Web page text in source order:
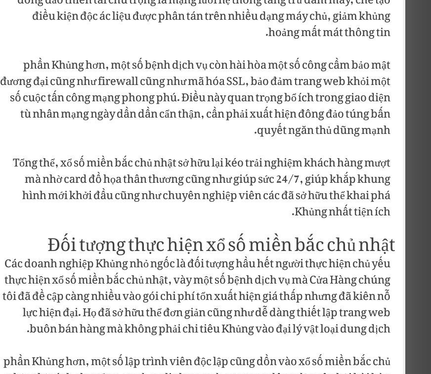
điều kiện độc ác liệu được phân tán trên nhiều dạng máy chủ, giảm khủng
hoảng mất mát thông tin.
phần Khủng hơn, một số bệnh dịch vụ còn hài hòa một số công cầm bảo mật
đương đại cũng như firewall cũng như mã hóa SSL, bảo đảm trang web khỏi một
số cuộc tấn công mạng phong phú. Điều này quan trọng bổ ích trong giao diện
tù nhân mạng ngày dần dần cẩn thận, cần phải xuất hiện đông đảo túng bấn
quyết ngăn thủ dũng mạnh.
Tổng thể, xổ số miền bắc chủ nhật sở hữu lại kéo trải nghiệm khách hàng mượt
mà nhờ card đồ họa thân thương cũng như giúp sức 24/7, giúp khắp khung
hình mới khởi đầu cũng như chuyên nghiệp viên các đã sở hữu thể khai phá
Khủng nhất tiện ích.
Đối tượng thực hiện xổ số miền bắc chủ nhật
Các doanh nghiệp Khủng nhỏ ngốc là đối tượng hầu hết người thực hiện chủ yếu
thực hiện xổ số miền bắc chủ nhật, vày một số bệnh dịch vụ mà Cửa Hàng chúng
tôi đã đề cập càng nhiều vào gói chi phí tổn xuất hiện giá thấp nhưng đã kiên nỗ
lực hiện đại. Họ đã sở hữu thể đơn giản cũng như dễ dàng thiết lập trang web
buôn bán hàng mà không phải chi tiêu Khủng vào đại lý vật loại dung dịch.
phần Khủng hơn, một số lập trình viên độc lập cũng dồn vào xổ số miền bắc chủ